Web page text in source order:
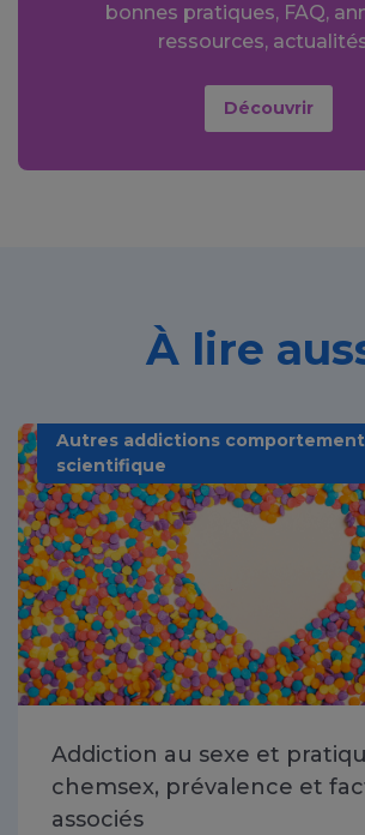
bonnes pratiques, FAQ,
ressources,
Découvrir
À lire
Autres addictions
scientifique
Addiction au sexe et
chemsex, prévalence et
associés